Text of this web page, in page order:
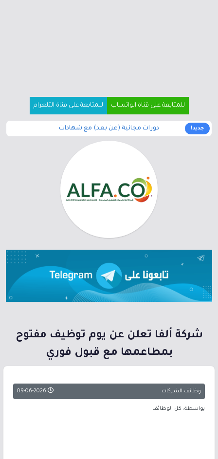
للمتابعة على قناة الواتساب للمتابعة على قناة التلغرام
جديد! دورات مجانية (عن بعد) مع شهادات
شركة ألفا تعلن عن يوم توظيف مفتوح
بمطاعمها مع قبول فوري
وظائف الشركات 09-06-2026
بواسطة: كل الوظائف